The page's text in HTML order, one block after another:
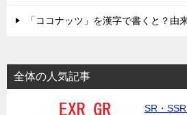
「ココナッツ」を漢字で書くと？由
全体の人気記事
SR・